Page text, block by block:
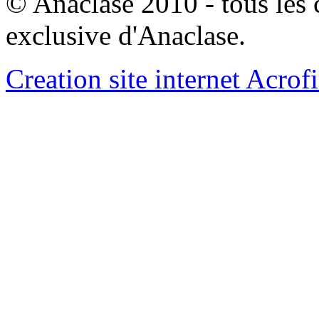
exclusive d'Anaclase.
Creation site internet